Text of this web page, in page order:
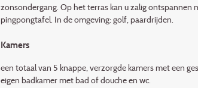
zonsondergang. Op het terras kan u zalig ontspannen
pingpongtafel. In de omgeving: golf, paardrijden.
Kamers
een totaal van 5 knappe, verzorgde kamers met een
eigen badkamer met bad of douche en wc.